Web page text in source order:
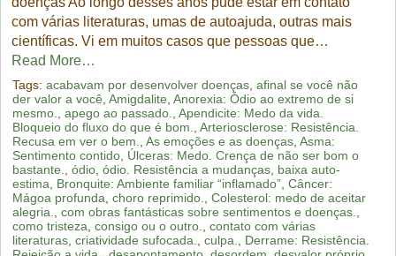
com várias literaturas, umas de autoajuda, outras mais
científicas. Vi em muitos casos que pessoas que…
Read More…
Tags: acabavam por desenvolver doenças, afinal se você não
der valor a você Amigdalite Anorexia: Ódio ao extremo de si
mesmo.
apego ao passado.
Apendicite: Medo da vida.
Bloqueio do fluxo do que é bom.
Arteriosclerose: Resistência.
Recusa em ver o bem.
As emoções e as doenças, Asma:
Sentimento contido, Úlceras: Medo. Crença de não ser bom o
bastante.
ódio, ódio. Resistência a mudanças, baixa auto-
estima
Bronquite: Ambiente familiar “inflamado”, Câncer:
Mágoa profunda choro reprimido.
Colesterol: medo de aceitar
alegria.
com obras fantásticas sobre sentimentos e doenças.
como tristeza consigo ou o outro.
contato com várias
literaturas, criatividade sufocada. culpa.
Derrame: Resistência.